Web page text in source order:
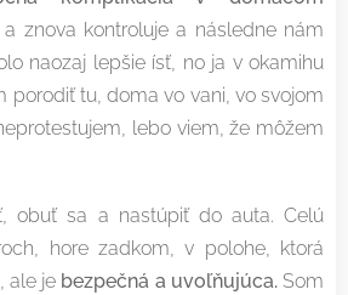
a znova kontroluje a následne nám
naozaj lepšie ísť, no ja v okamihu
porodiť tu, doma vo vani, vo svojom
lebo viem, že môžem
obuť sa a nastúpiť do auta. Celú
hore zadkom, v polohe, ktorá
ale je bezpečná a uvoľňujúca.Som